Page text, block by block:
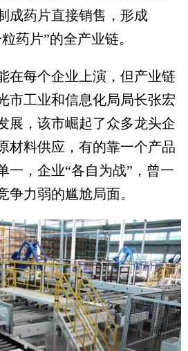
成药片直接销售，形成
药片”的全产业链。
每个企业上演，但产业链
市工业和信息化局局长张宏
展，该市崛起了众多龙头企
材料供应，有的靠一个产品
一，企业“各自为战”，曾一
争力弱的尴尬局面。